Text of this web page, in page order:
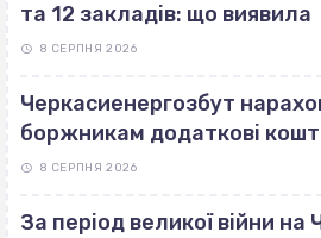
та 12 закладів: що виявила
8 СЕРПНЯ 2026
Черкасиенергозбут
боржникам додаткові
8 СЕРПНЯ 2026
За період великої війни на